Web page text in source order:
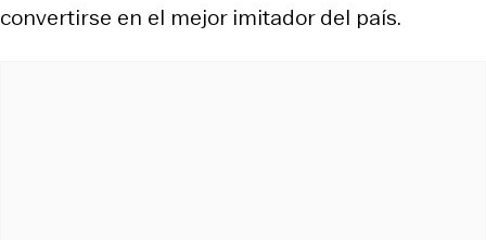
convertirse en el mejor imitador del país.